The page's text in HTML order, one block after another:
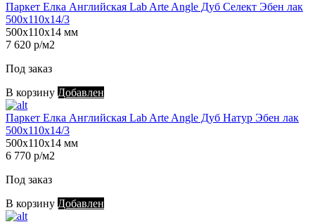
Паркет Елка Английская Lab Arte Angle Дуб Селект Эбен лак
500х110х14/3
500х110х14 мм
7 620 р/м2
Под заказ
В корзину Добавлен
Паркет Елка Английская Lab Arte Angle Дуб Натур Эбен лак
500х110х14/3
500х110х14 мм
6 770 р/м2
Под заказ
В корзину Добавлен